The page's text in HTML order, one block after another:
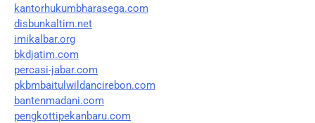
kantorhukumbharasega.com
disbunkaltim.net
imikalbar.org
bkdjatim.com
percasi-jabar.com
pkbmbaitulwildancirebon.com
bantenmadani.com
pengkottipekanbaru.com